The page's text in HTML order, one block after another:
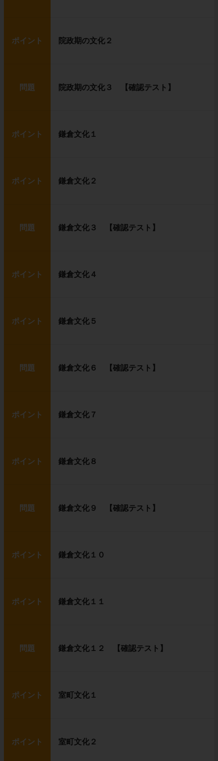
ポイント 院政期の文化２
問題 院政期の文化３ 【確認テスト】
ポイント 鎌倉文化１
ポイント 鎌倉文化２
問題 鎌倉文化３ 【確認テスト】
ポイント 鎌倉文化４
ポイント 鎌倉文化５
問題 鎌倉文化６ 【確認テスト】
ポイント 鎌倉文化７
ポイント 鎌倉文化８
問題 鎌倉文化９ 【確認テスト】
ポイント 鎌倉文化１０
ポイント 鎌倉文化１１
問題 鎌倉文化１２ 【確認テスト】
ポイント 室町文化１
ポイント 室町文化２